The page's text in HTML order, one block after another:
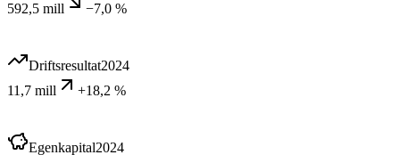
592,5 mill
−7,0 %
Driftsresultat2024
11,7 mill
+18,2 %
Egenkapital2024